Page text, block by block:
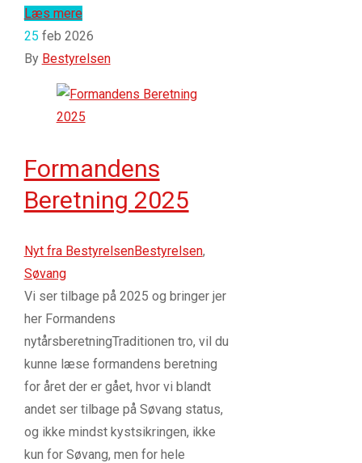
Læs mere
25 feb 2026
By Bestyrelsen
Formandens
Beretning 2025
Nyt fra BestyrelsenBestyrelsen,
Søvang
Vi ser tilbage på 2025 og bringer jer
her Formandens
nytårsberetningTraditionen tro, vil du
kunne læse formandens beretning
for året der er gået, hvor vi blandt
andet ser tilbage på Søvang status,
og ikke mindst kystsikringen, ikke
kun for Søvang, men for hele